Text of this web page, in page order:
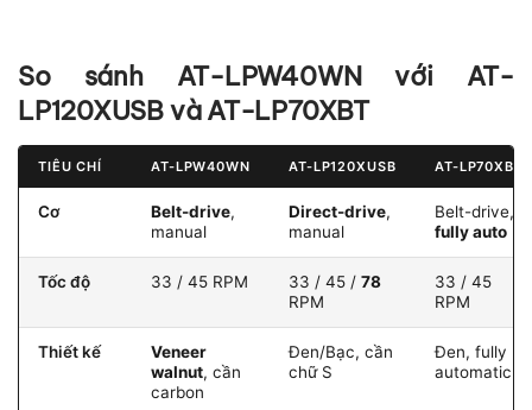
So sánh AT-LPW40WN với AT-
LP120XUSB và AT-LP70XBT
TIÊU CHÍ AT-LPW40WN AT-LP120XUSB AT-LP70XBT
Cơ Belt-drive,
manual
Direct-drive,
manual
Belt-drive,
fully auto
Tốc độ 33 / 45 RPM 33 / 45 / 78
RPM
33 / 45
RPM
Thiết kế
Veneer
walnut, cần
carbon
Đen/Bạc, cần
chữ S
Đen, fully
automatic